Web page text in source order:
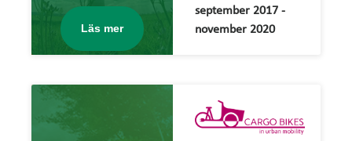
Läs mer
september 2017 -
november 2020